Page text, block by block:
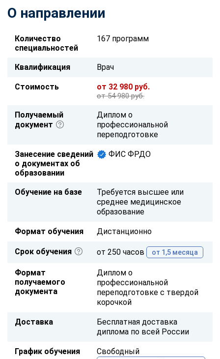
О направлении
Количество
специальностей
167 программ
Квалификация Врач
Стоимость от 32 980 руб.
от 54 980 руб.
Получаемый
документ
Диплом о
профессиональной
переподготовке
Занесение сведений
о документах об
образовании
ФИС ФРДО
Обучение на базе
Требуется высшее или
среднее медицинское
образование
Формат обучения Дистанционно
Срок обучения от 250 часов от 1,5 месяца
Формат
получаемого
документа
Диплом о
профессиональной
переподготовке с твердой
корочкой
Доставка
Бесплатная доставка
диплома по всей России
График обучения Свободный